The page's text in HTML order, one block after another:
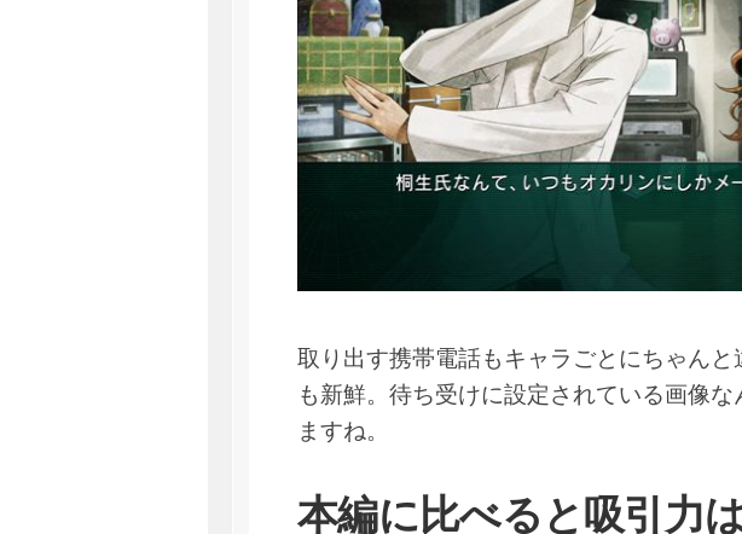
取り出す携帯電話もキャラごとにちゃん
も新鮮。待ち受けに設定されている画像
ますね。
本編に比べると吸引力